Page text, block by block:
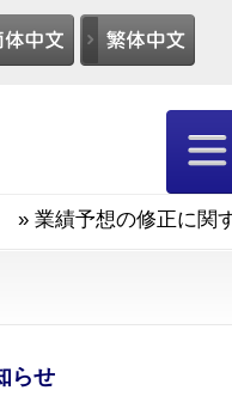
» 業績予想の修正に関
らせ